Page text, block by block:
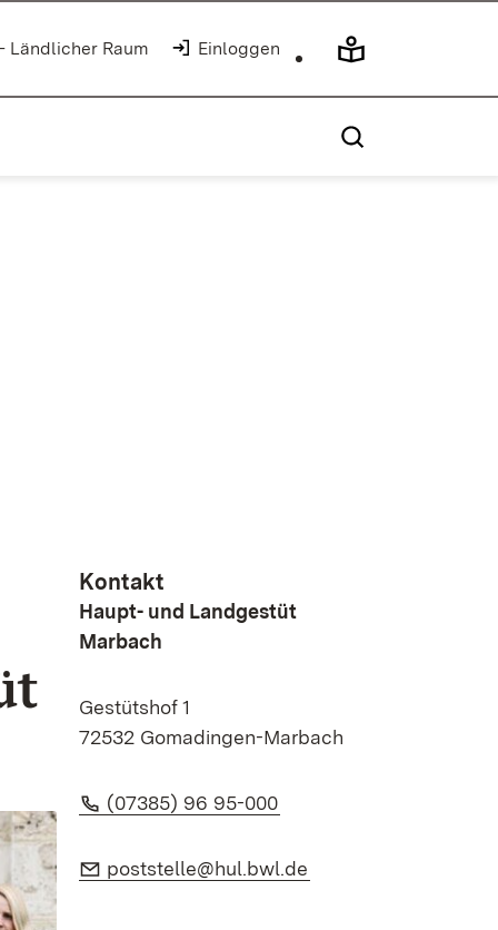
Ländlicher Raum Einloggen
Kontakt
Haupt- und Landgestüt
Marbach
Gestütshof 1
72532 Gomadingen-Marbach
Telefon:
(07385) 96 95-000
E-Mail:
poststelle@hul.bwl.de